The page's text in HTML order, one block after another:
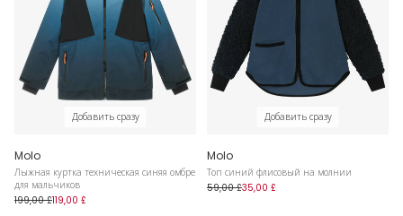
Добавить сразу
Molo
Лыжная куртка техническая синяя омбре
для мальчиков
199,00 £119,00 £
Добавить сразу
Molo
Топ синий флисовый на молнии
59,00 £35,00 £